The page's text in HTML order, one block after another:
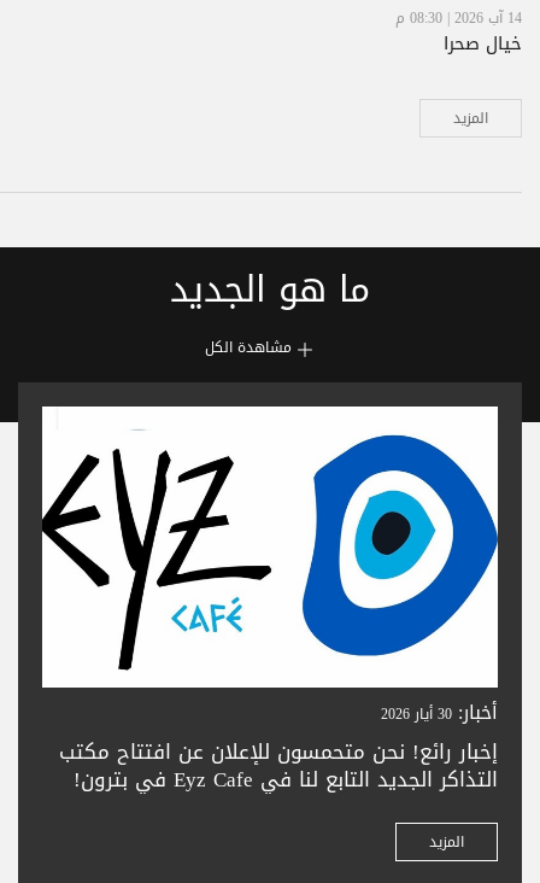
14 آب 2026 | 08:30 م
خيال صحرا
المزيد
ما هو الجديد
مشاهدة الكل
أخبار: 30 أيار 2026
إخبار رائع! نحن متحمسون للإعلان عن افتتاح مكتب
التذاكر الجديد التابع لنا في Eyz Cafe في بترون!
زورونا لشراء تذاكركم بسهولة في المدينة الجميلة
بترون. تعالوا واستمتعوا بحجز تذاكر سلس —
ونتطلع لخدمتكم
المزيد